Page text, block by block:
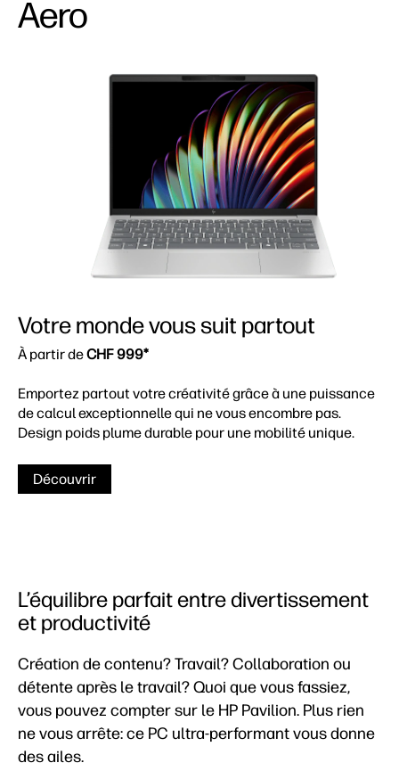
Aero
Votre monde vous suit partout
À partir deCHF 999*
Emportez partout votre créativité grâce à une puissance
de calcul exceptionnelle qui ne vous encombre pas.
Design poids plume durable pour une mobilité unique.
Découvrir
L’équilibre parfait entre divertissement
et productivité
Création de contenu? Travail? Collaboration ou
détente après le travail? Quoi que vous fassiez,
vous pouvez compter sur le HP Pavilion. Plus rien
ne vous arrête: ce PC ultra-performant vous donne
des ailes. ​